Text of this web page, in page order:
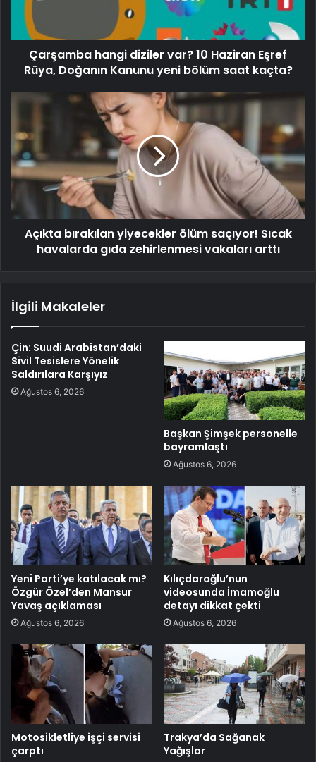
Çarşamba hangi diziler var? 10 Haziran Eşref
Rüya, Doğanın Kanunu yeni bölüm saat kaçta?
Açıkta bırakılan yiyecekler ölüm saçıyor! Sıcak
havalarda gıda zehirlenmesi vakaları arttı
İlgili Makaleler
Çin: Suudi Arabistan’daki
Sivil Tesislere Yönelik
Saldırılara Karşıyız
Ağustos 6, 2026
Başkan Şimşek personelle
bayramlaştı
Ağustos 6, 2026
Yeni Parti’ye katılacak mı?
Özgür Özel’den Mansur
Yavaş açıklaması
Ağustos 6, 2026
Kılıçdaroğlu’nun
videosunda İmamoğlu
detayı dikkat çekti
Ağustos 6, 2026
Motosikletliye işçi servisi
çarptı
Trakya’da Sağanak
Yağışlar